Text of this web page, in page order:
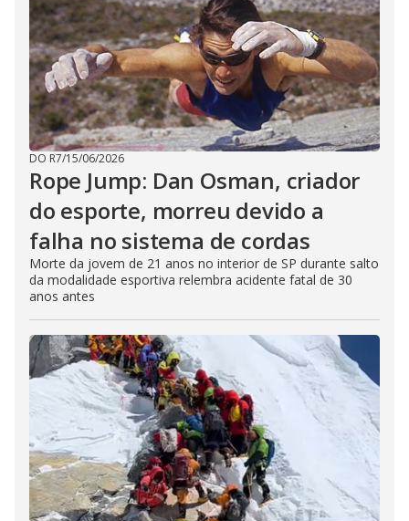
DO R7/15/06/2026
Rope Jump: Dan Osman, criador
do esporte, morreu devido a
falha no sistema de cordas
Morte da jovem de 21 anos no interior de SP durante salto
da modalidade esportiva relembra acidente fatal de 30
anos antes